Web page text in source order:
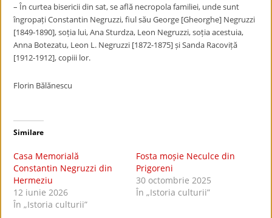
– În curtea bisericii din sat, se află necropola familiei, unde sunt
îngropați Constantin Negruzzi, fiul său George [Gheorghe] Negruzzi
[1849-1890], soția lui, Ana Sturdza, Leon Negruzzi, soția acestuia,
Anna Botezatu, Leon L. Negruzzi [1872-1875] și Sanda Racoviță
[1912-1912], copiii lor.
Florin Bălănescu
Similare
Casa Memorială
Constantin Negruzzi din
Hermeziu
12 iunie 2026
În „Istoria culturii”
Fosta moșie Neculce din
Prigoreni
30 octombrie 2025
În „Istoria culturii”